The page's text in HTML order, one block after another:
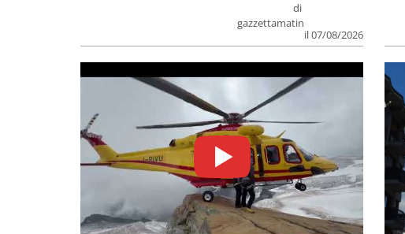
di
gazzettamatin
il 07/08/2026